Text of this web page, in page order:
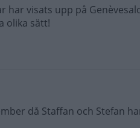
har visats upp på
olika sätt!
då Staffan och Stefan